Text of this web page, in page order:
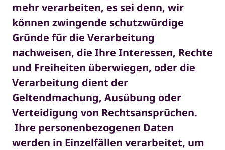
mehr verarbeiten, es sei denn, wir
können zwingende schutzwürdige
Gründe für die Verarbeitung
nachweisen, die Ihre Interessen, Rechte
und Freiheiten überwiegen, oder die
Verarbeitung dient der
Geltendmachung, Ausübung oder
Verteidigung von Rechtsansprüchen.
Ihre personenbezogenen Daten
werden in Einzelfällen verarbeitet, um